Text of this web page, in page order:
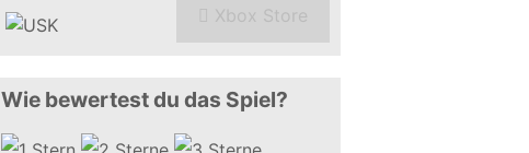
Xbox Store
Wie bewertest du das Spiel?